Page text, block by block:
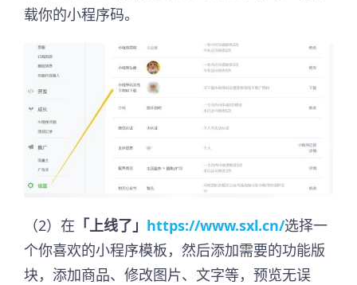
载你的小程序码。
（2）在 「上线了」 https://www.sxl.cn/选择一
个你喜欢的小程序模板，然后添加需要的功能版
块，添加商品、修改图片、文字等，预览无误